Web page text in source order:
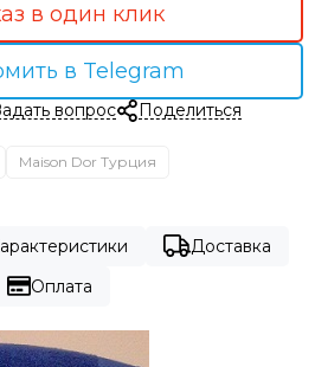
в один клик
в Telegram
вопрос Поделиться
Maison Dor Турция
Доставка
Оплата